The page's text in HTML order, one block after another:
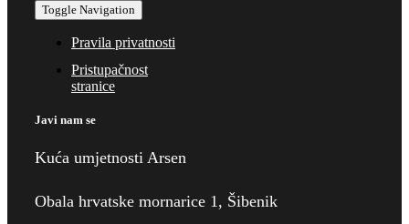
Toggle Navigation
Pravila privatnosti
Pristupačnost
stranice
Javi nam se
Kuća umjetnosti Arsen
Obala hrvatske mornarice 1, Šibenik